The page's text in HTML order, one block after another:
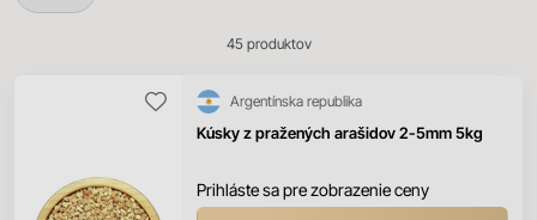
45produktov
Kúsky z pražených arašidov 2-5mm 5kg
Argentínska republika
Prihláste sa pre zobrazenie ceny